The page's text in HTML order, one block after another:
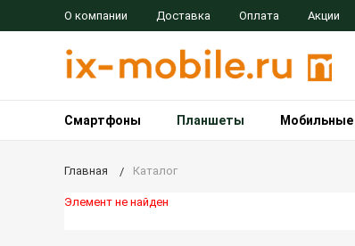
О компании Доставка Оплата Акции
Смартфоны Планшеты
Главная Каталог
Элемент не найден